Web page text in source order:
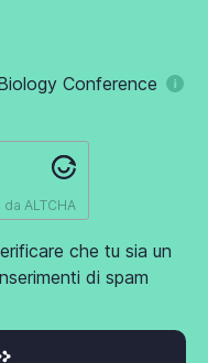
Conference
da ALTCHA
che tu sia un
di spam